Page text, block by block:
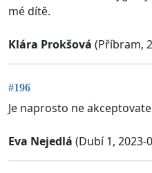
mé dítě.
Klára Prokšová (Příbram,
#196
Je naprosto ne
Eva Nejedlá (Dubí 1, 2023-